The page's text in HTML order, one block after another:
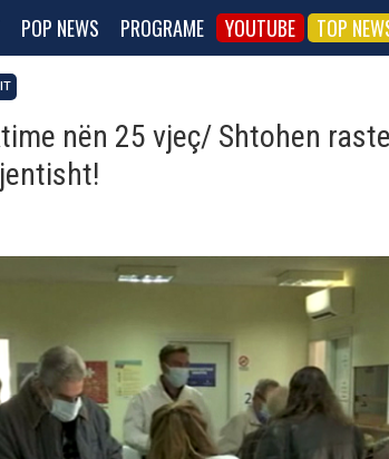
POP NEWS PROGRAME YOUTUBE TOP
nën 25 vjeç/ Shtohen